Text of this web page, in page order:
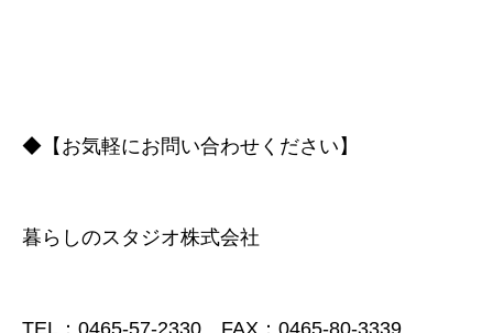
◆【お気軽にお問い合わせください】
暮らしのスタジオ株式会社
TEL：0465-57-2330 FAX：0465-80-3339